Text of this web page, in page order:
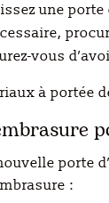
une
vous
à portée
porte
: